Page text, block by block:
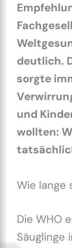
deutlich.
sorgte
und
wollten:
Wie lange
Die WHO
Säuglinge